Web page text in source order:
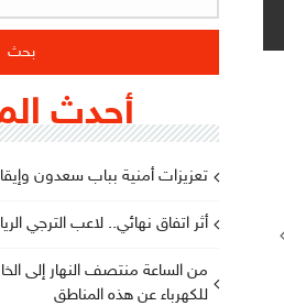
أحدث
تعزيزات أمنية بباب سعدون
أثر اتفاق نهائي.. لاعب الترجي
من الساعة منتصف النهار إلى
للكهرباء عن هذه المناطق